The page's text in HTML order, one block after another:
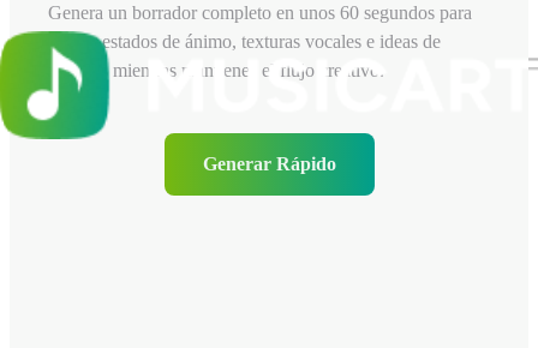
Genera un borrador completo en unos 60 segundos para
probar estados de ánimo, texturas vocales e ideas de
arreglos mientras mantienes el flujo creativo.
Generar Rápido